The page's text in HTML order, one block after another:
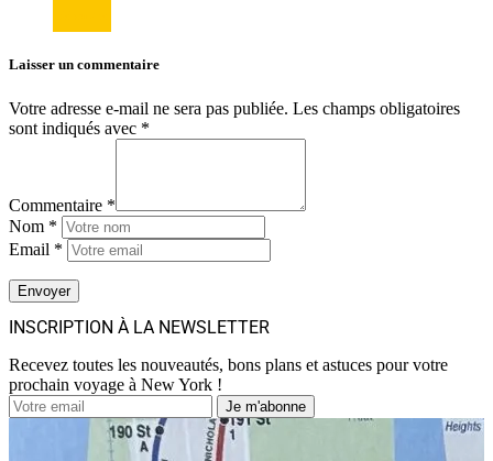
Laisser un commentaire
Votre adresse e-mail ne sera pas publiée. Les champs obligatoires
sont indiqués avec *
Commentaire *
Nom *
Email *
INSCRIPTION À LA NEWSLETTER
Recevez toutes les nouveautés, bons plans et astuces pour votre
prochain voyage à New York !
Je m'abonne